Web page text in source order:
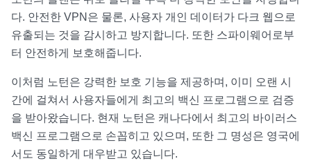
다. 안전한 VPN은 물론, 사용자 개인 데이터가 다크 웹으로
유출되는 것을 감시하고 방지합니다. 또한 스파이웨어로부
터 안전하게 보호해줍니다.
이처럼 노턴은 강력한 보호 기능을 제공하며, 이미 오랜 시
간에 걸쳐서 사용자들에게 최고의 백신 프로그램으로 검증
을 받아왔습니다. 현재 노턴은 캐나다에서 최고의 바이러스
백신 프로그램으로 손꼽히고 있으며, 또한 그 명성은 영국에
서도 동일하게 대우받고 있습니다.